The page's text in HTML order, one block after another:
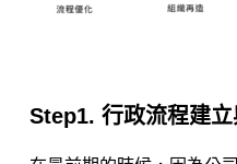
Step1. 行政流程建